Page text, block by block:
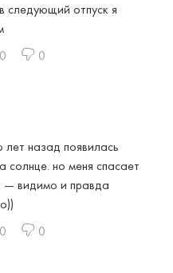
следующий отпуск я
0 0
лет назад появилась
солнце. но меня спасает
— видимо и правда
0 0